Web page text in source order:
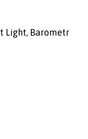
Light, Barometr